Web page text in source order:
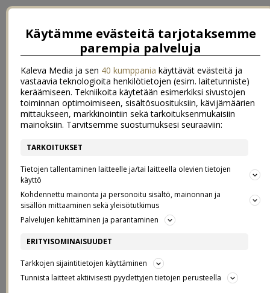
Hyvinvointihaaste ja viikonloppu Vierumäellä
KLAARA ON JO KOLMEVUOTIAS!
24.1.2016
Hiphei, ja sunnuntai-iltaa! Täällä viikonloppu on mennyt enemmän
tai vähemmän synttärihumussa. Ensin valmisteluissa, ja tänään sitten
tositoimissa, eli juhlimalla.
Käytämme evästeitä tarjotaksemme
parempia palveluja
Kaleva Media ja sen 40 kumppania käyttävät evästeitä ja
vastaavia teknologioita henkilötietojen (esim. laitetunniste)
keräämiseen. Tekniikoita käytetään esimerkiksi sivustojen
toiminnan optimoimiseen, sisältösuosituksiin, kävijämäärien
mittaukseen, markkinointiin sekä tarkoituksenmukaisiin
mainoksiin. Tarvitsemme suostumuksesi seuraaviin:
TARKOITUKSET
Tietojen tallentaminen laitteelle ja/tai laitteella olevien tietojen
käyttö
Kohdennettu mainonta ja personoitu sisältö, mainonnan ja
sisällön mittaaminen sekä yleisötutkimus
Palvelujen kehittäminen ja parantaminen
ERITYISOMINAISUUDET
Tarkkojen sijaintitietojen käyttäminen
Tunnista laitteet aktiivisesti pyydettyjen tietojen perusteella